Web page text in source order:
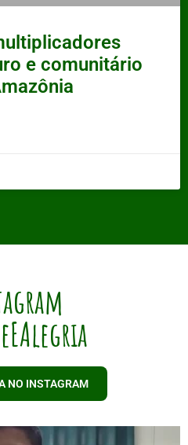
e comunitário
NO INSTAGRAM